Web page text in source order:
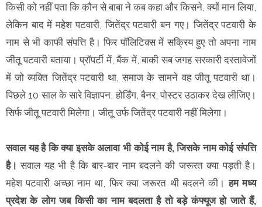
किसी को नहीं पता कि कौन से बाबा ने कब कहा और किसने, क्यों मान लिया,
लेकिन बाद में महेश पटवारी, जितेंद्र पटवारी बन गए। जितेंद्र पटवारी के
नाम से भी काफी संपत्ति है। फिर पॉलिटिक्स में सक्रिय हुए तो अपना नाम
जीतू पटवारी बताया। प्रॉपर्टी में, बैंक में, बाकी सब जगह सरकारी दस्तावेजों
में जो व्यक्ति जितेंद्र पटवारी था, समाज के सामने वह जीतू पटवारी था।
पिछले 10 साल के सारे विज्ञापन, होर्डिंग, बैनर, पोस्टर उठाकर देख लीजिए।
सिर्फ जीतू पटवारी मिलेगा। जीतू उर्फ जितेंद्र पटवारी नहीं मिलेगा।
सवाल यह है कि क्या इसके अलावा भी कोई नाम है, जिसके नाम कोई संपत्ति
है।सवाल यह भी है कि बार-बार नाम बदलने की जरूरत क्या पड़ती है।
महेश पटवारी अच्छा नाम था, फिर क्या जरूरत थी बदलने की।हम मध्य
प्रदेश के लोग जब किसी का नाम बदलता है तो बड़े कंफ्यूज हो जाते हैं,